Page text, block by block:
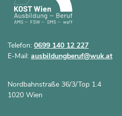
Nordbahnstraße 36/3/Top 1.4
1020 Wien
Telefon: 0699 140 12 227
E-Mail: ausbildungberuf@wuk.at